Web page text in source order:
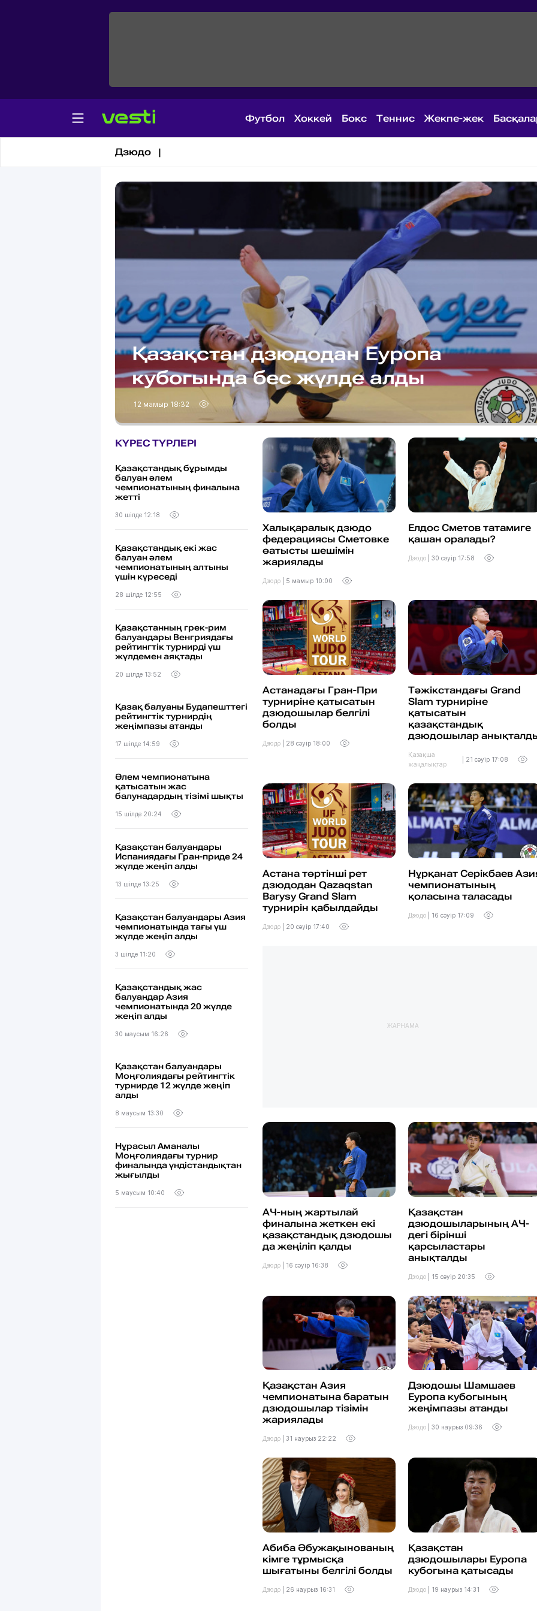
Футбол Хоккей Бокс Теннис Жекпе-жек
Дзюдо |
Қазақстан дзюдодан Еуропа
кубогында бес жүлде алды
Дзюдо
12 мамыр 18:32
КҮРЕС ТҮРЛЕРІ
Қазақстандық бұрымды
балуан әлем
чемпионатының финалына
жетті
30 шілде 12:18
Қазақстандық екі жас
балуан әлем
чемпионатының алтыны
үшін күреседі
28 шілде 12:55
Қазақстанның грек-рим
балуандары Венгриядағы
рейтингтік турнирді үш
жүлдемен аяқтады
20 шілде 13:52
Қазақ балуаны Будапешттегі
рейтингтік турнирдің
жеңімпазы атанды
17 шілде 14:59
Әлем чемпионатына
қатысатын жас
балунадардың тізімі шықты
15 шілде 20:24
Қазақстан балуандары
Испаниядағы Гран-приде 24
жүлде жеңіп алды
13 шілде 13:25
Қазақстан балуандары Азия
чемпионатында тағы үш
жүлде жеңіп алды
3 шілде 11:20
Қазақстандық жас
балуандар Азия
чемпионатында 20 жүлде
жеңіп алды
30 маусым 16:26
Қазақстан балуандары
Моңғолиядағы рейтингтік
турнирде 12 жүлде жеңіп
алды
8 маусым 13:30
Нұрасыл Аманалы
Моңғолиядағы турнир
финалында үндістандықтан
жығылды
5 маусым 10:40
Халықаралық дзюдо
федерациясы Сметовке
өатысты шешімін
жариялады
Дзюдо 5 мамыр 10:00
Елдос Сметов татамиге
қашан оралады?
Дзюдо 30 сәуір 17:58
Астанадағы Гран-При
турниріне қатысатын
дзюдошылар белгілі
болды
Дзюдо 28 сәуір 18:00
Тәжікстандағы Grand
Slam турниріне
қатысатын
қазақстандық
дзюдошылар
Қазақша
жаңалықтар
21 сәуір 17:08
Астана төртінші рет
дзюдодан Qazaqstan
Barysy Grand Slam
турнирін қабылдайды
Дзюдо 20 сәуір 17:40
Нұрқанат Серікбаев
чемпионатының
қоласына таласады
Дзюдо 16 сәуір 17:09
ЖАРНАМА
АЧ-ның жартылай
финалына жеткен екі
қазақстандық дзюдошы
да жеңіліп қалды
Дзюдо 16 сәуір 16:38
Қазақстан
дзюдошыларының АЧ-
дегі бірінші
қарсыластары
анықталды
Дзюдо 15 сәуір 20:35
Қазақстан Азия
чемпионатына баратын
дзюдошылар тізімін
жариялады
Дзюдо 31 наурыз 22:22
Дзюдошы Шамшаев
Еуропа кубогының
жеңімпазы атанды
Дзюдо 30 наурыз 09:36
Абиба Әбужақынованың
кімге тұрмысқа
шығатыны белгілі болды
Дзюдо 26 наурыз 16:31
Қазақстан
дзюдошылары Еуропа
кубогына қатысады
Дзюдо 19 наурыз 14:31